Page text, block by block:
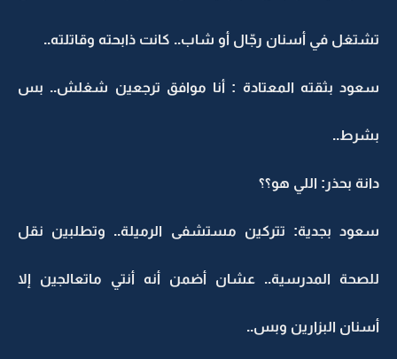
تشتغل في أسنان رجّال أو شاب.. كانت ذابحته وقاتلته..
سعود بثقته المعتادة : أنا موافق ترجعين شغلش.. بس
بشرط..
دانة بحذر: اللي هو؟؟
سعود بجدية: تتركين مستشفى الرميلة.. وتطلبين نقل
للصحة المدرسية.. عشان أضمن أنه أنتي ماتعالجين إلا
أسنان البزارين وبس..